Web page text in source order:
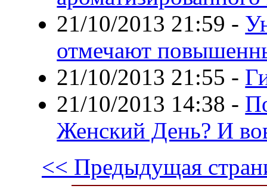
21/10/2013 21:59 -
отмечают
21/10/2013 21:55 -
21/10/2013 14:38 -
Женский День? И
<< Предыдущая